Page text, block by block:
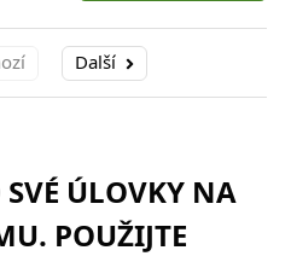
Další
SVÉ ÚLOVKY NA
POUŽIJTE